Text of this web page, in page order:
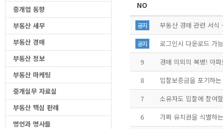
중개업 동향
부동산 세무
부동산 경매
부동산 정보
부동산 마케팅
중개실무 자료실
부동산 핵심 판례
명언과 명사들
NO
공지 부동산 경매 관련 서식
공지
로그인시 다운로드 가
9
경매 의외의 복병! 아
8
입찰보증금을 포기하
7
소유자도 입찰에 참여
6
가짜 유치권을 식별하